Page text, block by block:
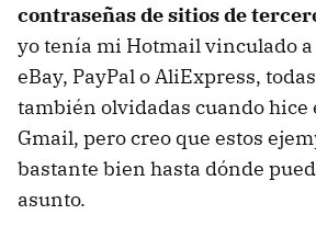
contraseñas de sitios de
yo tenía mi Hotmail vinculado
eBay, PayPal o AliExpress,
también olvidadas cuando hice
Gmail, pero creo que estos
bastante bien hasta dónde
asunto.